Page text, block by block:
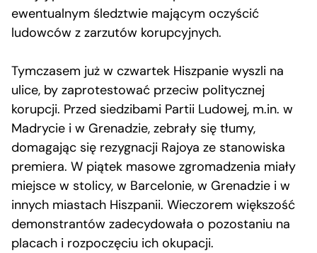
ewentualnym śledztwie mającym oczyścić
ludowców z zarzutów korupcyjnych.
Tymczasem już w czwartek Hiszpanie wyszli na
ulice, by zaprotestować przeciw politycznej
korupcji. Przed siedzibami Partii Ludowej, m.in. w
Madrycie i w Grenadzie, zebrały się tłumy,
domagając się rezygnacji Rajoya ze stanowiska
premiera. W piątek masowe zgromadzenia miały
miejsce w stolicy, w Barcelonie, w Grenadzie i w
innych miastach Hiszpanii. Wieczorem większość
demonstrantów zadecydowała o pozostaniu na
placach i rozpoczęciu ich okupacji.